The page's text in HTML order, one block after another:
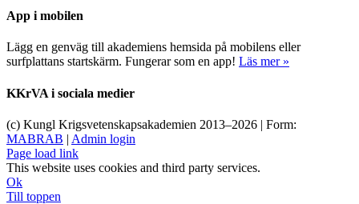
App i mobilen
Lägg en genväg till akademiens hemsida på mobilens eller
surfplattans startskärm. Fungerar som en app! Läs mer »
KKrVA i sociala medier
(c) Kungl Krigsvetenskapsakademien 2013–2026 | Form:
MABRAB | Admin login
Page load link
This website uses cookies and third party services.
Ok
Till toppen